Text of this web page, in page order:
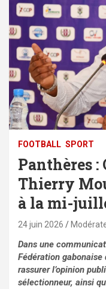
FOOTBALL SPORT
Panthères :
Thierry
à la mi-
24 juin 2026
Dans une
Fédération
rassurer l’opinion
sélectionneur, ainsi